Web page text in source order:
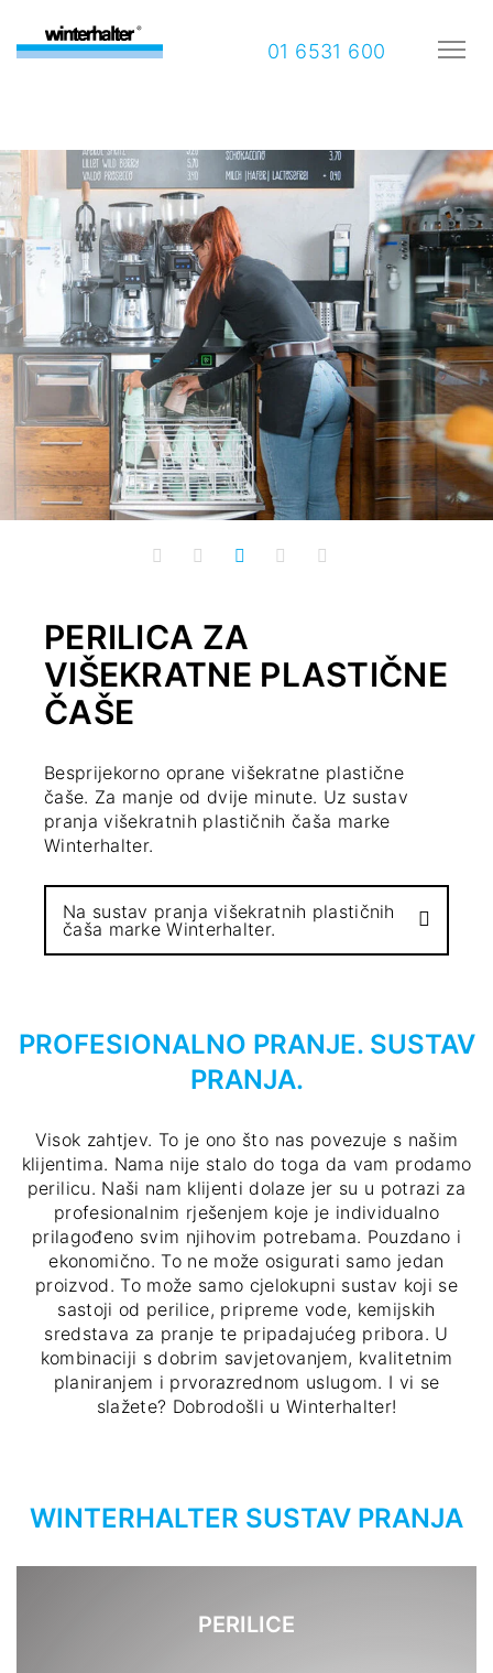
01 6531 600
PERILICA ZA
VIŠEKRATNE PLASTIČNE
ČAŠE
Besprijekorno oprane višekratne plastične
čaše. Za manje od dvije minute. Uz sustav
pranja višekratnih plastičnih čaša marke
Winterhalter.
Na sustav pranja višekratnih plastičnih
čaša marke Winterhalter.
PROFESIONALNO PRANJE. SUSTAV
PRANJA.
Visok zahtjev. To je ono što nas povezuje s našim
klijentima. Nama nije stalo do toga da vam prodamo
perilicu. Naši nam klijenti dolaze jer su u potrazi za
profesionalnim rješenjem koje je individualno
prilagođeno svim njihovim potrebama. Pouzdano i
ekonomično. To ne može osigurati samo jedan
proizvod. To može samo cjelokupni sustav koji se
sastoji od perilice, pripreme vode, kemijskih
sredstava za pranje te pripadajućeg pribora. U
kombinaciji s dobrim savjetovanjem, kvalitetnim
planiranjem i prvorazrednom uslugom. I vi se
slažete? Dobrodošli u Winterhalter!
WINTERHALTER SUSTAV PRANJA
PERILICE